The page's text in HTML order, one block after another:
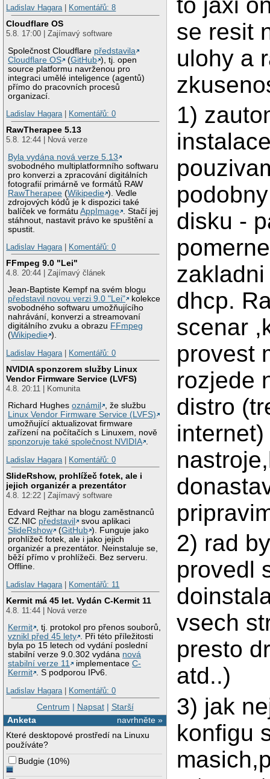
Ladislav Hagara| Komentářů: 8
Cloudflare OS
5.8. 17:00 | Zajímavý software
Společnost Cloudflare představila
Cloudflare OS
(GitHub ), tj. open
source platformu navrženou pro
integraci umělé inteligence (agentů)
přímo do pracovních procesů
organizací.
Ladislav Hagara| Komentářů: 0
RawTherapee 5.13
5.8. 12:44 | Nová verze
Byla vydána nová verze 5.13
svobodného multiplatformního softwaru
pro konverzi a zpracování digitálních
fotografií primárně ve formátů RAW
RawTherapee (Wikipedie ). Vedle
zdrojových kódů je k dispozici také
balíček ve formátuAppImage
. Stačí jej
stáhnout, nastavit právo ke spuštění a
spustit.
Ladislav Hagara| Komentářů: 0
FFmpeg 9.0 "Lei"
4.8. 20:44 | Zajímavý článek
Jean-Baptiste Kempf na svém blogu
představil novou verzi 9.0 "Lei"
kolekce
svobodného softwaru umožňujícího
nahrávání, konverzi a streamovaní
digitálního zvuku a obrazu FFmpeg
(Wikipedie ).
Ladislav Hagara| Komentářů: 0
NVIDIA sponzorem služby Linux
Vendor Firmware Service (LVFS)
4.8. 20:11 | Komunita
Richard Hughesoznámil
, že službu
Linux Vendor Firmware Service (LVFS)
umožňující aktualizovat firmware
zařízení na počítačích s Linuxem, nově
sponzoruje také společnost NVIDIA .
Ladislav Hagara| Komentářů: 0
SlideRshow, prohlížeč fotek, ale i
jejich organizér a prezentátor
4.8. 12:22 | Zajímavý software
Edvard Rejthar na blogu zaměstnanců
CZ.NIC představil
svou aplikaci
SlideRshow
(GitHub ). Funguje jako
prohlížeč fotek, ale i jako jejich
organizér a prezentátor. Neinstaluje se,
běží přímo v prohlížeči. Bez serveru.
Offline.
Ladislav Hagara| Komentářů: 11
Kermit má 45 let. Vydán C-Kermit 11
4.8. 11:44 | Nová verze
Kermit , tj. protokol pro přenos souborů,
vznikl před 45 lety . Při této příležitosti
byla po 15 letech od vydání poslední
stabilní verze 9.0.302 vydána nová
stabilní verze 11
implementaceC-
Kermit . S podporou IPv6.
Ladislav Hagara| Komentářů: 0
Centrum | Napsat| Starší
navrhněte »
Anketa
Které desktopové prostředí na Linuxu
používáte?
Budgie (10%)
se resit
ulohy a
1)
disku -
dhcp.
scenar
provest
rozjede
distro
2) rad
provedl
vsech
presto
atd..)
3) jak
konfigu